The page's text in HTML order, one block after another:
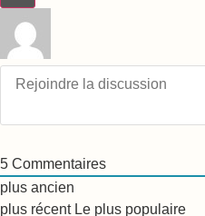
5 Commentaires
plus ancien
plus récent Le plus populaire